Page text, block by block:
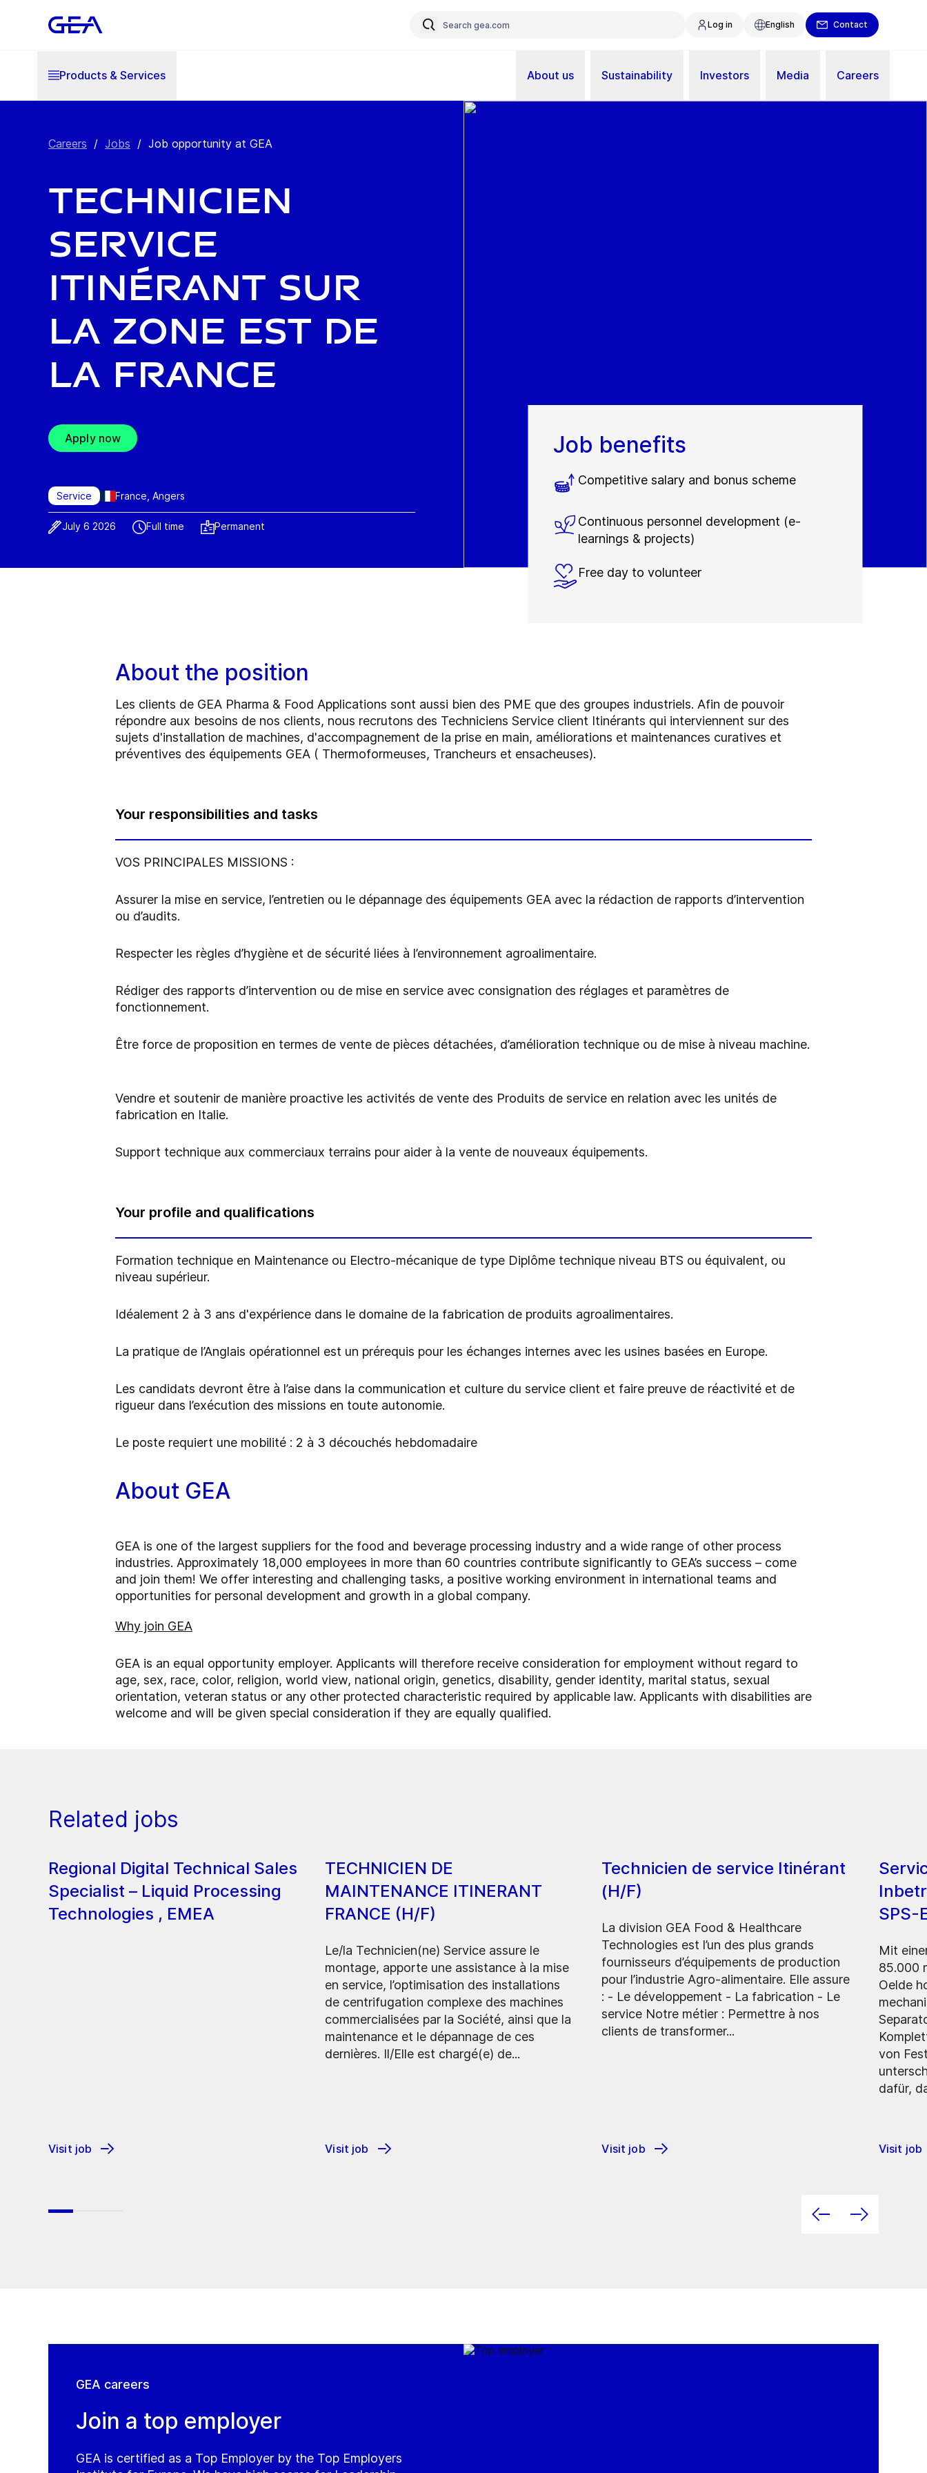
Log in English Contact
Products & Services About us Sustainability Investors Media Careers
Careers / Jobs / Job opportunity at GEA
Technicien
service
Itinérant sur
la zone Est de
la France
Apply now
Service France, Angers
July 6 2026 Full time Permanent
Job benefits
Competitive salary and bonus scheme
Continuous personnel development (e-
learnings & projects)
Free day to volunteer
About the position
Les clients de GEA Pharma & Food Applications sont aussi bien des PME que des groupes industriels. Afin de pouvoir
répondre aux besoins de nos clients, nous recrutons des Techniciens Service client Itinérants qui interviennent sur des
sujets d'installation de machines, d'accompagnement de la prise en main, améliorations et maintenances curatives et
préventives des équipements GEA ( Thermoformeuses, Trancheurs et ensacheuses).
Your responsibilities and tasks
VOS PRINCIPALES MISSIONS :
Assurer la mise en service, l’entretien ou le dépannage des équipements GEA avec la rédaction de rapports d’intervention
ou d’audits.
Respecter les règles d’hygiène et de sécurité liées à l’environnement agroalimentaire.
Rédiger des rapports d’intervention ou de mise en service avec consignation des réglages et paramètres de
fonctionnement.
Être force de proposition en termes de vente de pièces détachées, d’amélioration technique ou de mise à niveau machine.
Vendre et soutenir de manière proactive les activités de vente des Produits de service en relation avec les unités de
fabrication en Italie.
Support technique aux commerciaux terrains pour aider à la vente de nouveaux équipements.
Your profile and qualifications
Formation technique en Maintenance ou Electro-mécanique de type Diplôme technique niveau BTS ou équivalent, ou
niveau supérieur.
Idéalement 2 à 3 ans d'expérience dans le domaine de la fabrication de produits agroalimentaires.
La pratique de l’Anglais opérationnel est un prérequis pour les échanges internes avec les usines basées en Europe.
Les candidats devront être à l’aise dans la communication et culture du service client et faire preuve de réactivité et de
rigueur dans l’exécution des missions en toute autonomie.
Le poste requiert une mobilité : 2 à 3 découchés hebdomadaire
About GEA
GEA is one of the largest suppliers for the food and beverage processing industry and a wide range of other process
industries. Approximately 18,000 employees in more than 60 countries contribute significantly to GEA’s success – come
and join them! We offer interesting and challenging tasks, a positive working environment in international teams and
opportunities for personal development and growth in a global company.
Why join GEA
GEA is an equal opportunity employer. Applicants will therefore receive consideration for employment without regard to
age, sex, race, color, religion, world view, national origin, genetics, disability, gender identity, marital status, sexual
orientation, veteran status or any other protected characteristic required by applicable law. Applicants with disabilities are
welcome and will be given special consideration if they are equally qualified.
Related jobs
Regional Digital Technical Sales
Specialist – Liquid Processing
Technologies , EMEA
Visit job
TECHNICIEN DE
MAINTENANCE ITINERANT
FRANCE (H/F)
Le/la Technicien(ne) Service assure le
montage, apporte une assistance à la mise
en service, l’optimisation des installations
de centrifugation complexe des machines
commercialisées par la Société, ainsi que la
maintenance et le dépannage de ces
dernières. Il/Elle est chargé(e) de...
Visit job
Technicien de service Itinérant
(H/F)
La division GEA Food & Healthcare
Technologies est l’un des plus grands
fournisseurs d’équipements de production
pour l’industrie Agro-alimentaire. Elle assure
: - Le développement - La fabrication - Le
service Notre métier : Permettre à nos
clients de transformer...
Visit job
SPS-
Mit
85.000
Oelde
von
dafür,
Visit job
GEA careers
Join a top employer
GEA is certified as a Top Employer by the Top Employers